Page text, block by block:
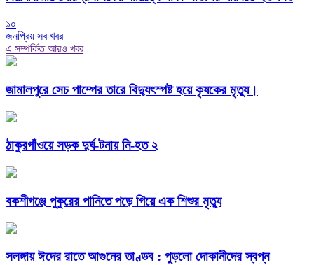
১০
জনপ্রিয় সব খবর
এ সম্পর্কিত আরও খবর
জামালপুরে সেচ পাম্পের তারে বিদ্যুৎস্পষ্ট হয়ে কৃষকের মৃত্যু।
ঠাকুরগাঁওয়ে সড়ক দুর্ঘ-টনায় নি-হত ২
বকশীগঞ্জে পুকুরের পানিতে পড়ে গিয়ে এক শিশুর মৃত্যু
সলঙ্গায় ঈদের রাতে আগুনের তাণ্ডব : পুড়লো দোকানীদের স্বপ্ন